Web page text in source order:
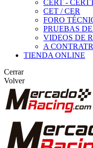
CERT -
CET / CER
FORO
PRUEBAS
VIDEOS DE
A
TIENDA ONLINE
Cerrar
Volver